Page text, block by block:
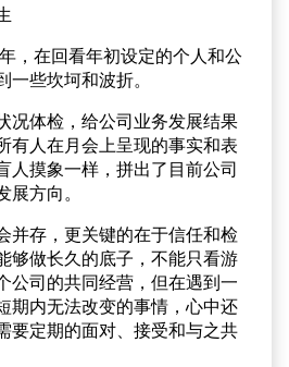
，在回看年初设定的个人和公
些坎坷和波折。
况体检，给公司业务发展结果
有人在月会上呈现的事实和表
人摸象一样，拼出了目前公司
方向。
并存，更关键的在于信任和检
够做长久的底子，不能只看游
公司的共同经营，但在遇到一
期内无法改变的事情，心中还
要定期的面对、接受和与之共